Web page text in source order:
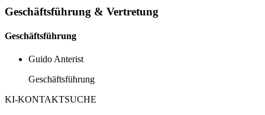
Geschäftsführung & Vertretung
Geschäftsführung
Guido Anterist
Geschäftsführung
KI-KONTAKTSUCHE